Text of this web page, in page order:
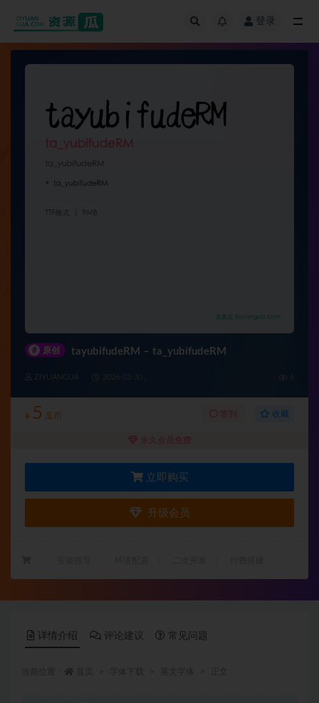
登录
# 原创 tayubifudeRM – ta_yubifudeRM
ZIYUANGUA
¥ 5 瓜币 签到 收藏
永久会员免费
立即购买
升级会员
详情介绍 评论建议 常见问题